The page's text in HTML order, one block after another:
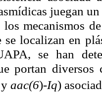
juegan
los mecanismos
se localizan en
se han
portan diversos
y aac(6)-Iq)